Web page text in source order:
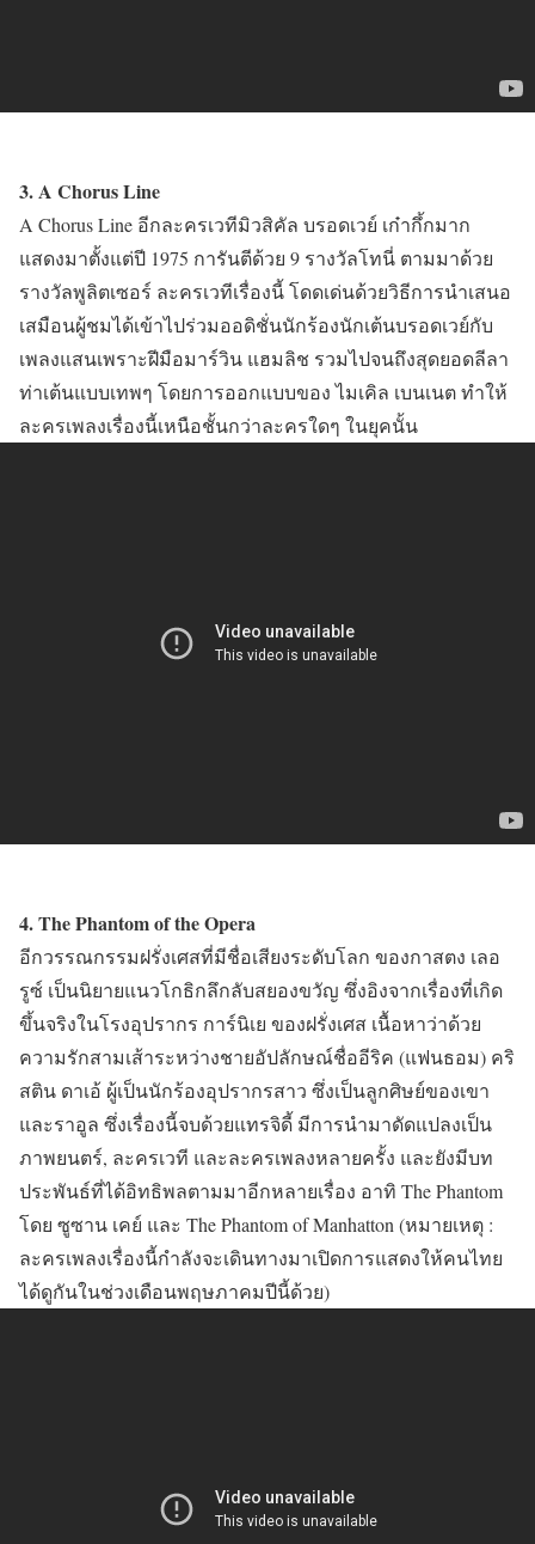
3. A Chorus Line
A Chorus Line อีกละครเวทีมิวสิคัล บรอดเวย์ เก๋ากึ้กมาก
แสดงมาตั้งแต่ปี 1975 การันตีด้วย 9 รางวัลโทนี่ ตามมาด้วย
รางวัลพูลิตเซอร์ ละครเวทีเรื่องนี้ โดดเด่นด้วยวิธีการนำเสนอ
เสมือนผู้ชมได้เข้าไปร่วมออดิชั่นนักร้องนักเต้นบรอดเวย์กับ
เพลงแสนเพราะฝีมือมาร์วิน แฮมลิช รวมไปจนถึงสุดยอดลีลา
ท่าเต้นแบบเทพๆ โดยการออกแบบของ ไมเคิล เบนเนต ทำให้
ละครเพลงเรื่องนี้เหนือชั้นกว่าละครใดๆ ในยุคนั้น
4. The Phantom of the Opera
อีกวรรณกรรมฝรั่งเศสที่มีชื่อเสียงระดับโลก ของกาสตง เลอ
รูซ์ เป็นนิยายแนวโกธิกลึกลับสยองขวัญ ซึ่งอิงจากเรื่องที่เกิด
ขึ้นจริงในโรงอุปรากร การ์นิเย ของฝรั่งเศส เนื้อหาว่าด้วย
ความรักสามเส้าระหว่างชายอัปลักษณ์ชื่ออีริค (แฟนธอม) คริ
สติน ดาเอ้ ผู้เป็นนักร้องอุปรากรสาว ซึ่งเป็นลูกศิษย์ของเขา
และราอูล ซึ่งเรื่องนี้จบด้วยแทรจิดี้ มีการนำมาดัดแปลงเป็น
ภาพยนตร์, ละครเวที และละครเพลงหลายครั้ง และยังมีบท
ประพันธ์ที่ได้อิทธิพลตามมาอีกหลายเรื่อง อาทิ The Phantom
โดย ซูซาน เคย์ และ The Phantom of Manhatton (หมายเหตุ :
ละครเพลงเรื่องนี้กำลังจะเดินทางมาเปิดการแสดงให้คนไทย
ได้ดูกันในช่วงเดือนพฤษภาคมปีนี้ด้วย)